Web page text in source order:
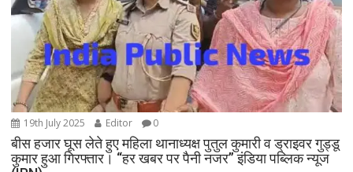
19th July 2025 Editor 0
बीस हजार घूस लेते हुए महिला थानाध्यक्ष पुतुल कुमारी व ड्राइवर गुड्डू
कुमार हुआ गिरफ्तार। “हर खबर पर पैनी नजर” इंडिया पब्लिक न्यूज